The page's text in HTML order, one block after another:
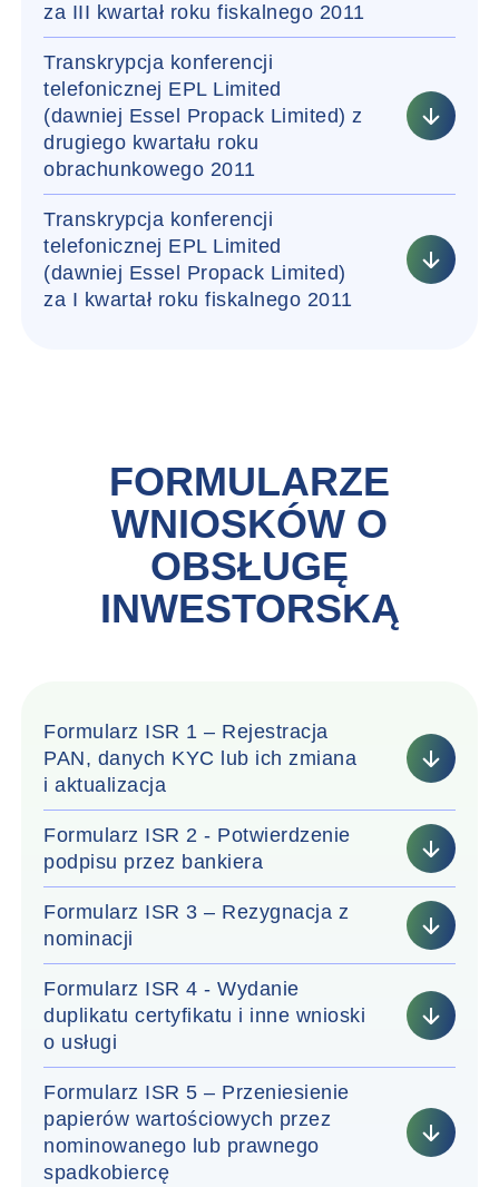
za III kwartał roku fiskalnego 2011
Transkrypcja konferencji
telefonicznej EPL Limited
(dawniej Essel Propack Limited) z
drugiego kwartału roku
obrachunkowego 2011
Transkrypcja konferencji
telefonicznej EPL Limited
(dawniej Essel Propack Limited)
za I kwartał roku fiskalnego 2011
FORMULARZE
WNIOSKÓW O
OBSŁUGĘ
INWESTORSKĄ
Formularz ISR 1 – Rejestracja
PAN, danych KYC lub ich zmiana
i aktualizacja
Formularz ISR 2 - Potwierdzenie
podpisu przez bankiera
Formularz ISR 3 – Rezygnacja z
nominacji
Formularz ISR 4 - Wydanie
duplikatu certyfikatu i inne wnioski
o usługi
Formularz ISR 5 – Przeniesienie
papierów wartościowych przez
nominowanego lub prawnego
spadkobiercę